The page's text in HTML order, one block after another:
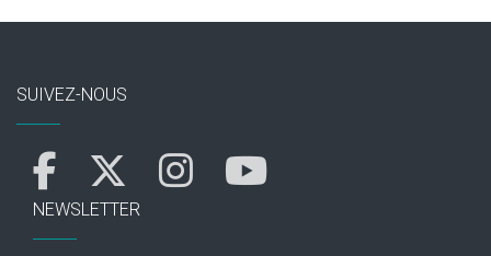
SUIVEZ-NOUS
NEWSLETTER